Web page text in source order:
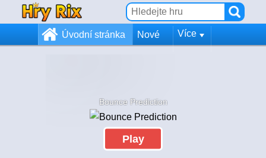
Úvodní stránka Nové Více
Bounce Prediction
Play